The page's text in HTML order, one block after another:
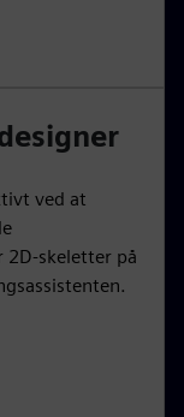
ved at
skeletter på